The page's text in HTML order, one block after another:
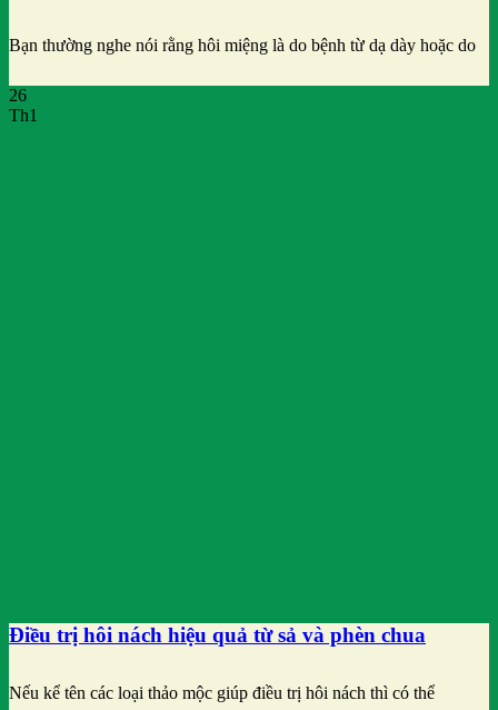
Bạn thường nghe nói rằng hôi miệng là do bệnh từ dạ dày hoặc do
26
Th1
Điều trị hôi nách hiệu quả từ sả và phèn chua
Nếu kể tên các loại thảo mộc giúp điều trị hôi nách thì có thể